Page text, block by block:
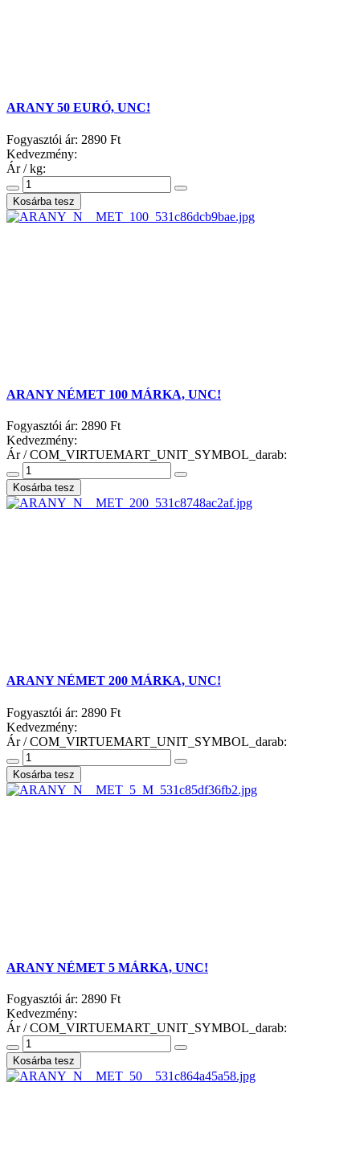
ARANY 50 EURÓ, UNC!
Fogyasztói ár: 2890 Ft
Kedvezmény:
Ár / kg:
ARANY NÉMET 100 MÁRKA, UNC!
Fogyasztói ár: 2890 Ft
Kedvezmény:
Ár / COM_VIRTUEMART_UNIT_SYMBOL_darab:
ARANY NÉMET 200 MÁRKA, UNC!
Fogyasztói ár: 2890 Ft
Kedvezmény:
Ár / COM_VIRTUEMART_UNIT_SYMBOL_darab:
ARANY NÉMET 5 MÁRKA, UNC!
Fogyasztói ár: 2890 Ft
Kedvezmény:
Ár / COM_VIRTUEMART_UNIT_SYMBOL_darab: